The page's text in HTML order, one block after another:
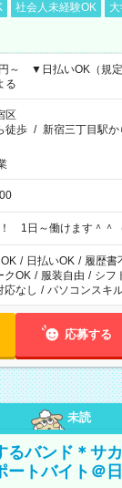
社会人未経験OK
～ ▼日払いOK（規
る
区
徒歩 / 新宿三丁目駅か
1日～働けます＾＾
/ 日払いOK / 履歴書
クOK / 服装自由 / シフ
応なし / パソコンスキ
応募する
未読
るバンド＊サ
ートバイト＠